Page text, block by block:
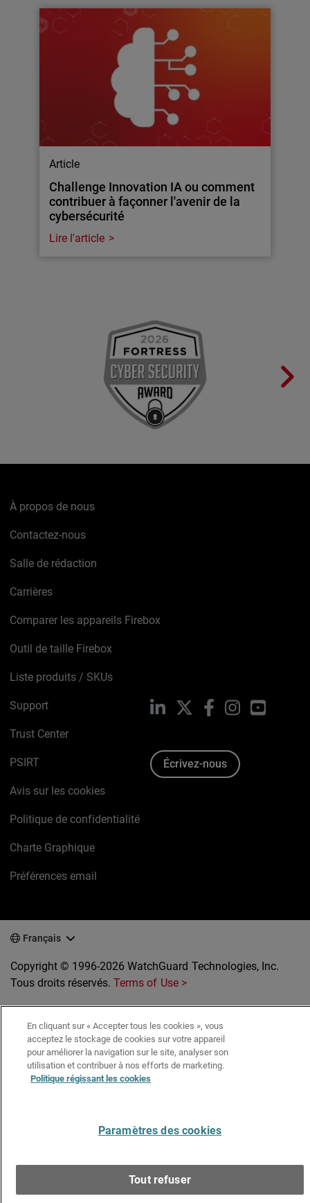
Article
Challenge Innovation IA ou comment
contribuer à façonner l'avenir de la
cybersécurité
Lire l'article
À propos de nous
Contactez-nous
Salle de rédaction
Carrières
Comparer les appareils Firebox
Outil de taille Firebox
Liste produits / SKUs
Support
Trust Center
PSIRT
Avis sur les cookies
Politique de confidentialité
Charte Graphique
Préférences email
LinkedIn FacebookInstagramYouTube
Écrivez-nous
Français
Copyright © 1996-2026 WatchGuard Technologies, Inc.
Tous droits réservés.Terms of Use >
En cliquant sur « Accepter tous les cookies », vous
acceptez le stockage de cookies sur votre appareil
pour améliorer la navigation sur le site, analyser son
utilisation et contribuer à nos efforts de marketing.
Politique régissant les cookies
Paramètres des cookies
Tout refuser